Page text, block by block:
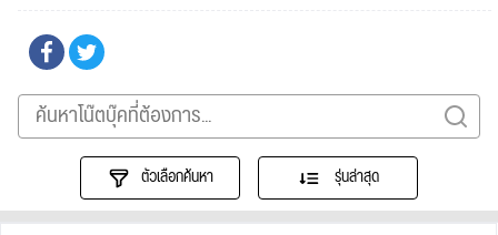
ตัวเลือกค้นหา รุ่นล่าสุด